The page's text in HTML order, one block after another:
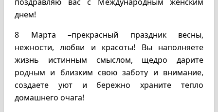
днем!
8 Марта –прекрасный праздник весны,
нежности, любви и красоты! Вы наполняете
жизнь истинным смыслом, щедро дарите
родным и близким свою заботу и внимание,
создаете уют и бережно храните тепло
домашнего очага!